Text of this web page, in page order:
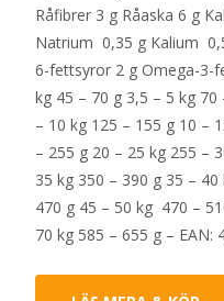
Råfibrer 3 g Råaska 6 g
Natrium 0,35 g Kalium
6-fettsyror 2 g Omega-3-
kg 45 – 70 g 3,5 – 5 kg
– 10 kg 125 – 155 g 10 –
– 255 g 20 – 25 kg 255 –
35 kg 350 – 390 g 35 –
470 g 45 – 50 kg 470 –
70 kg 585 – 655 g – EAN: